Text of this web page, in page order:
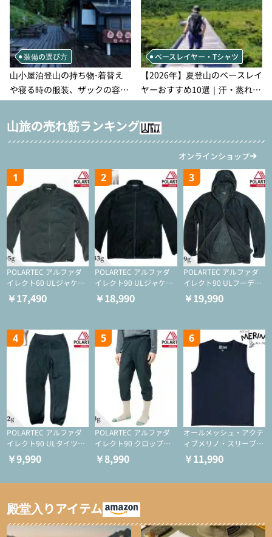
装備の選び方
山小屋泊登山の持ち物‐着替え
や寝る時の服装、ザックの容量
などを徹底紹介！1泊2日、2泊3
日用のリスト付き
ベースレイヤー・Tシャツ
【2026年】夏登山のベースレイ
ヤーおすすめ10選｜汗・蒸れ・
汗冷え対策に効く選び方
山旅の売れ筋ランキング
オンラインショップ
1
POLARTEC アルファダ
イレクト60 ULジャケッ
ト（登山/ミドルレイヤ
ー/化繊ジャケット）
￥17,490
2
POLARTEC アルファダ
イレクト90 ULジャケッ
ト（アクティブインサレ
ーション/ミドルレイヤ
￥18,990
3
POLARTEC アルファダ
イレクト90 ULフーディ
（アクティブインサレー
ション/ミドルレイヤー/
￥19,990
4
POLARTEC アルファダ
イレクト90 ULタイツ
（アクティブインサレー
ション/テント泊用パジ
￥9,990
5
POLARTEC アルファダ
イレクト90 クロップド
ULタイツ（アクティブ
インサレーション/テン
￥8,990
6
オールメッシュ・アクテ
ィブメリノ・スリーブレ
ス
￥11,990
殿堂入りアイテム